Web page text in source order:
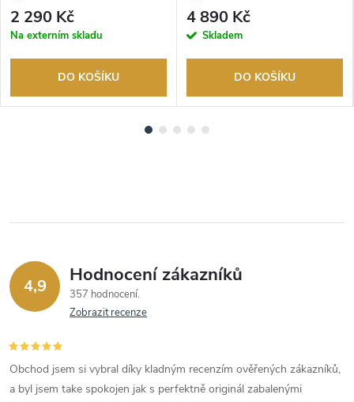
Autorizovaný prodejce.
2 290 Kč
Na externím skladu
DO KOŠÍKU
Autorizovaný prodejce.
4 890 Kč
Skladem
DO KOŠÍKU
4,9 Hodnocení zákazníků
357 hodnocení
Zobrazit recenze
Obchod jsem si vybral díky kladným recenzím ověřených zákazníků,
a byl jsem take spokojen jak s perfektně originál zabalenými